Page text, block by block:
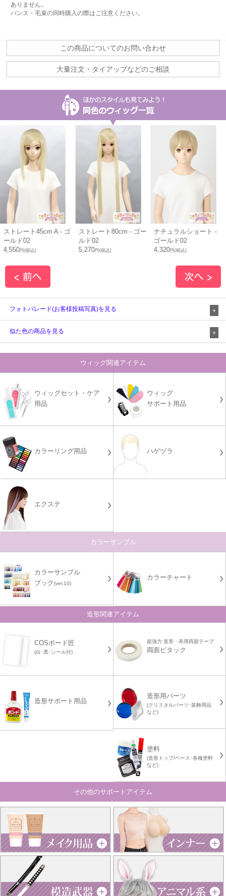
ありません。
バンス・毛束の同時購入の際はご注意ください。
この商品についてのお問い合わせ
大量注文・タイアップなどのご相談
ート45cm A - ゴ
02
円(税込)
ストレート80cm - ゴー
ルド02
円(税込)
ナチュラルショート -
ゴールド02
4,320円(税込)
ウ
フォトパレード(お客様投稿写真)を見る
似た色の商品を見る
ウィッグ関連アイテム
ウィッグセット・ケア
用品
ウィッグ
サポート用品
カラーリング用品 ハゲヅラ
エクステ
カラーサンプル
カラーサンプル
ブック(ver.10)
カラーチャート
造形関連アイテム
COSボード匠
(白･黒･シール付)
超強力 造形・布用両面テープ
両面ピタック
造形サポート用品
造形用パーツ
(クリスタルパーツ･装飾用品
など)
塗料
(造形トップ/ベース･各種塗料
など)
その他のサポートアイテム